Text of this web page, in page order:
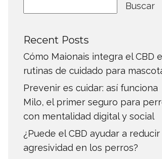
Buscar
Recent Posts
Cómo Maionais integra el CBD
rutinas de cuidado para
Prevenir es cuidar: así funciona
Milo, el primer seguro para
con mentalidad digital y social
¿Puede el CBD ayudar a reducir
agresividad en los perros?